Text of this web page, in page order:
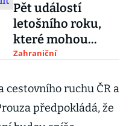
Pět událostí
letošního roku,
které mohou
změnit trh práce
Zahraniční
cestovního ruchu ČR a
předpokládá, že